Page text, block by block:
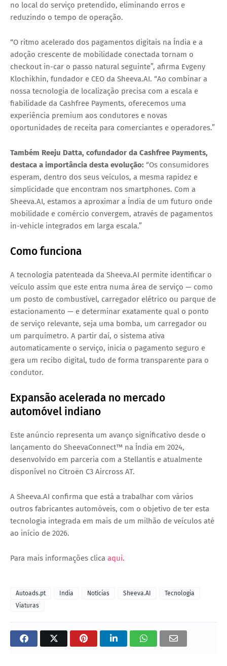
no local do serviço pretendido, eliminando erros e
reduzindo o tempo de operação.
“O ritmo acelerado dos pagamentos digitais na Índia e a
adoção crescente de mobilidade conectada tornam o
checkout in-car o passo natural seguinte”, afirma Evgeny
Klochikhin, fundador e CEO da Sheeva.AI. “Ao combinar a
nossa tecnologia de localização precisa com a escala e
fiabilidade da Cashfree Payments, oferecemos uma
experiência premium aos condutores e novas
oportunidades de receita para comerciantes e operadores.”
Também Reeju Datta, cofundador da Cashfree Payments,
destaca a importância desta evolução: “Os consumidores
esperam, dentro dos seus veículos, a mesma rapidez e
simplicidade que encontram nos smartphones. Com a
Sheeva.AI, estamos a aproximar a Índia de um futuro onde
mobilidade e comércio convergem, através de pagamentos
in-vehicle integrados em larga escala.”
Como funciona
A tecnologia patenteada da Sheeva.AI permite identificar o
veículo assim que este entra numa área de serviço — como
um posto de combustível, carregador elétrico ou parque de
estacionamento — e determinar exatamente qual o ponto
de serviço relevante, seja uma bomba, um carregador ou
um parquímetro. A partir daí, o sistema ativa
automaticamente o serviço, inicia o pagamento seguro e
gera um recibo digital, tudo de forma transparente para o
condutor.
Expansão acelerada no mercado
automóvel indiano
Este anúncio representa um avanço significativo desde o
lançamento do SheevaConnect™ na Índia em 2024,
desenvolvido em parceria com a Stellantis e atualmente
disponível no Citroën C3 Aircross AT.
A Sheeva.AI confirma que está a trabalhar com vários
outros fabricantes automóveis, com o objetivo de ter esta
tecnologia integrada em mais de um milhão de veículos até
ao início de 2026.
Para mais informações clica aqui.
Autoads.pt India Notícias Sheeva.AI
Tecnologia
Viaturas